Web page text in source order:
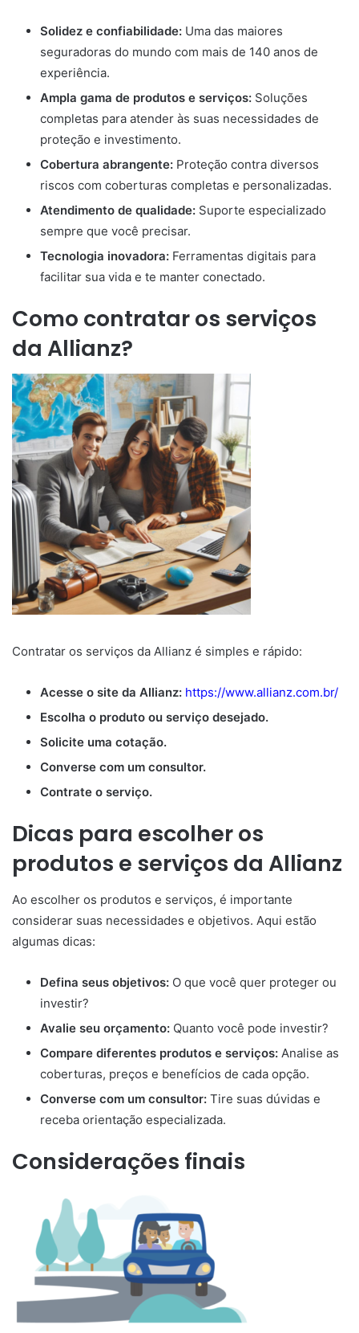
Solidez e confiabilidade: Uma das maiores
seguradoras do mundo com mais de 140 anos de
experiência.
Ampla gama de produtos e serviços: Soluções
completas para atender às suas necessidades de
proteção e investimento.
Cobertura abrangente: Proteção contra diversos
riscos com coberturas completas e personalizadas.
Atendimento de qualidade: Suporte especializado
sempre que você precisar.
Tecnologia inovadora: Ferramentas digitais para
facilitar sua vida e te manter conectado.
Como contratar os serviços
da Allianz?
Contratar os serviços da Allianz é simples e rápido:
Acesse o site da Allianz: https://www.allianz.com.br/
Escolha o produto ou serviço desejado.
Solicite uma cotação.
Converse com um consultor.
Contrate o serviço.
Dicas para escolher os
produtos e serviços da Allianz
Ao escolher os produtos e serviços, é importante
considerar suas necessidades e objetivos. Aqui estão
algumas dicas:
Defina seus objetivos: O que você quer proteger ou
investir?
Avalie seu orçamento: Quanto você pode investir?
Compare diferentes produtos e serviços: Analise as
coberturas, preços e benefícios de cada opção.
Converse com um consultor: Tire suas dúvidas e
receba orientação especializada.
Considerações finais